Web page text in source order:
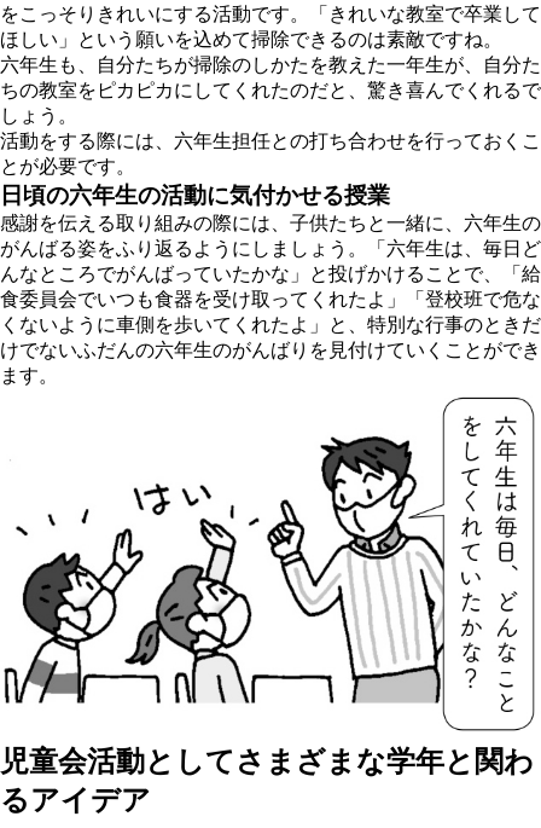
をこっそりきれいにする活動です。「きれいな教室で卒業して
ほしい」という願いを込めて掃除できるのは素敵ですね。
六年生も、自分たちが掃除のしかたを教えた一年生が、自分た
ちの教室をピカピカにしてくれたのだと、驚き喜んでくれるで
しょう。
活動をする際には、六年生担任との打ち合わせを行っておくこ
とが必要です。
日頃の六年生の活動に気付かせる授業
感謝を伝える取り組みの際には、子供たちと一緒に、六年生の
がんばる姿をふり返るようにしましょう。「六年生は、毎日ど
んなところでがんばっていたかな」と投げかけることで、「給
食委員会でいつも食器を受け取ってくれたよ」「登校班で危な
くないように車側を歩いてくれたよ」と、特別な行事のときだ
けでないふだんの六年生のがんばりを見付けていくことができ
ます。
児童会活動としてさまざまな学年と関わ
るアイデア